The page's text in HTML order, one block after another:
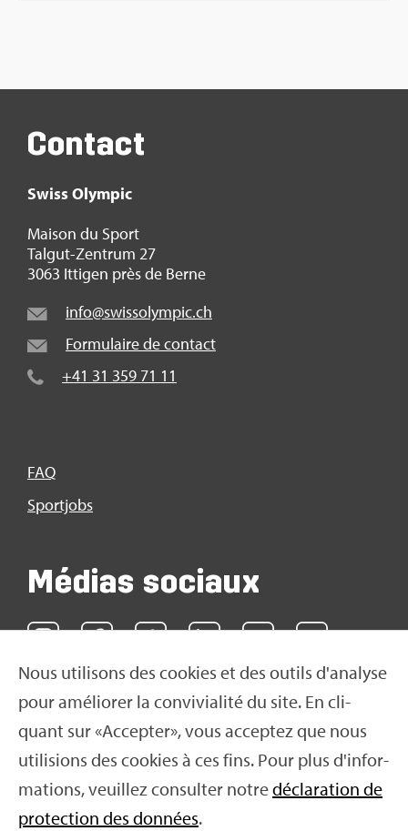
Nous uti­li­sons des cookies et des outils d'ana­lyse
pour amé­lio­rer la convi­via­lité du site. En cli­
quant sur «Accep­ter», vous accep­tez que nous
uti­li­sions des cookies à ces fins. Pour plus d'in­for­
ma­tions, veuillez consul­ter notredécla­ra­tion de
pro­tec­tion des don­nées.
Contact
Swiss Olym­pic
Mai­son du Sport
Tal­gut-Zen­trum 27
3063 Itti­gen près de Berne
info@​swi​ssol​ympi​c.​ch
For­mu­laire de contact
+41 31 359 71 11
FAQ
Sport­jobs
Médias sociaux
© 2016 Swiss Olym­pic 2026